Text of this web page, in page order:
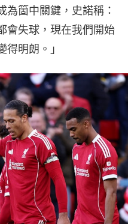
為箇中關鍵，史諾稱：
會失球，現在我們開始
明朗。」